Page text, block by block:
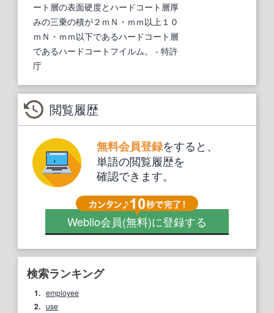
ート層の表面硬度とハードコート層厚
みの三乗の積が２ｍＮ・ｍｍ以上１０
ｍＮ・ｍｍ以下であるハードコート層
であるハードコートフイルム。
- 特許
庁
閲覧履歴
無料会員登録をすると、
単語の閲覧履歴を
確認できます。
Weblio会員(無料)に登録する
検索ランキング
1. employee
2. use